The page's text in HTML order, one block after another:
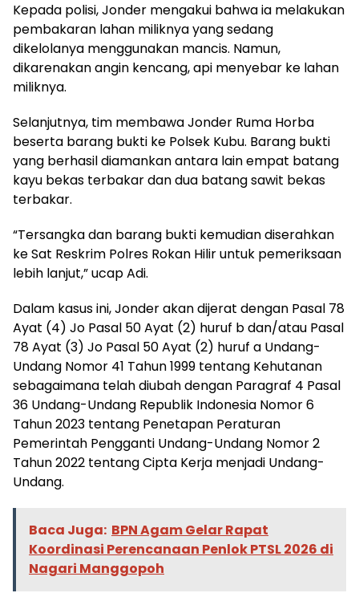
Kepada polisi, Jonder mengakui bahwa ia melakukan
pembakaran lahan miliknya yang sedang
dikelolanya menggunakan mancis. Namun,
dikarenakan angin kencang, api menyebar ke lahan
miliknya.
Selanjutnya, tim membawa Jonder Ruma Horba
beserta barang bukti ke Polsek Kubu. Barang bukti
yang berhasil diamankan antara lain empat batang
kayu bekas terbakar dan dua batang sawit bekas
terbakar.
“Tersangka dan barang bukti kemudian diserahkan
ke Sat Reskrim Polres Rokan Hilir untuk pemeriksaan
lebih lanjut,” ucap Adi.
Dalam kasus ini, Jonder akan dijerat dengan Pasal 78
Ayat (4) Jo Pasal 50 Ayat (2) huruf b dan/atau Pasal
78 Ayat (3) Jo Pasal 50 Ayat (2) huruf a Undang-
Undang Nomor 41 Tahun 1999 tentang Kehutanan
sebagaimana telah diubah dengan Paragraf 4 Pasal
36 Undang-Undang Republik Indonesia Nomor 6
Tahun 2023 tentang Penetapan Peraturan
Pemerintah Pengganti Undang-Undang Nomor 2
Tahun 2022 tentang Cipta Kerja menjadi Undang-
Undang.
Baca Juga: BPN Agam Gelar Rapat
Koordinasi Perencanaan Penlok PTSL 2026 di
Nagari Manggopoh